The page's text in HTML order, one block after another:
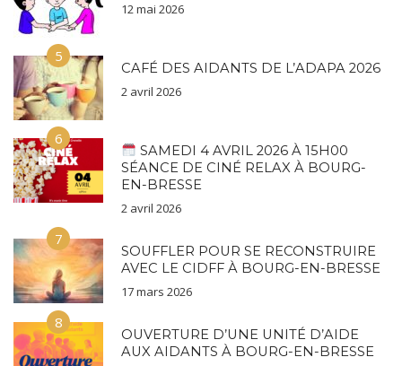
12 mai 2026
5
CAFÉ DES AIDANTS DE L’ADAPA 2026
2 avril 2026
6
SAMEDI 4 AVRIL 2026 À 15H00
SÉANCE DE CINÉ RELAX À BOURG-
EN-BRESSE
2 avril 2026
7
SOUFFLER POUR SE RECONSTRUIRE
AVEC LE CIDFF À BOURG-EN-BRESSE
17 mars 2026
8
OUVERTURE D’UNE UNITÉ D’AIDE
AUX AIDANTS À BOURG-EN-BRESSE